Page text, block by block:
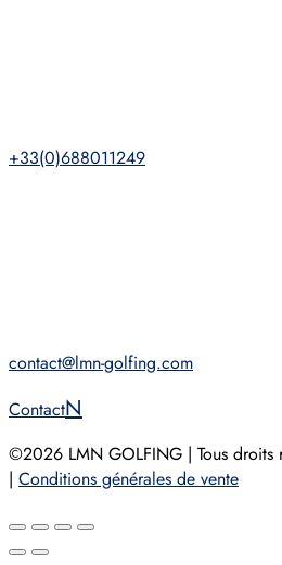
+33(0)688011249
contact@lmn-golfing.com
Contact
©2026 LMN GOLFING | Tous droits
| Conditions générales de vente